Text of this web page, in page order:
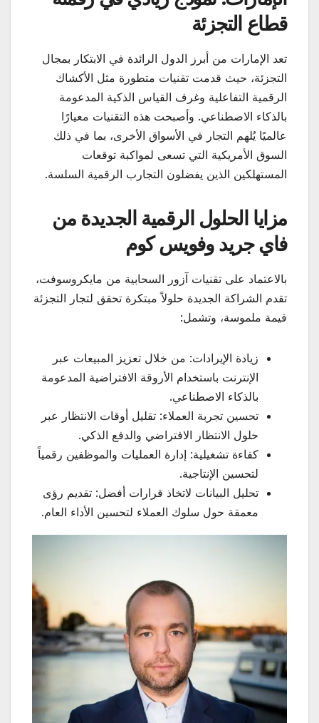
قطاع التجزئة
تعد الإمارات من أبرز الدول الرائدة في الابتكار بمجال
التجزئة، حيث قدمت تقنيات متطورة مثل الأكشاك
الرقمية التفاعلية وغرف القياس الذكية المدعومة
بالذكاء الاصطناعي. وأصبحت هذه التقنيات معيارًا
عالميًا يُلهم التجار في الأسواق الأخرى، بما في ذلك
السوق الأمريكية التي تسعى لمواكبة توقعات
المستهلكين الذين يفضلون التجارب الرقمية السلسة.
مزايا الحلول الرقمية الجديدة من
فاي جريد وفويس كوم
بالاعتماد على تقنيات آزور السحابية من مايكروسوفت،
تقدم الشراكة الجديدة حلولاً مبتكرة تحقق لتجار التجزئة
قيمة ملموسة، وتشمل:
زيادة الإيرادات: من خلال تعزيز المبيعات عبر
الإنترنت باستخدام الأروقة الافتراضية المدعومة
بالذكاء الاصطناعي.
تحسين تجربة العملاء: تقليل أوقات الانتظار عبر
حلول الانتظار الافتراضي والدفع الذكي.
كفاءة تشغيلية: إدارة العمليات والموظفين رقمياً
لتحسين الإنتاجية.
تحليل البيانات لاتخاذ قرارات أفضل: تقديم رؤى
معمقة حول سلوك العملاء لتحسين الأداء العام.